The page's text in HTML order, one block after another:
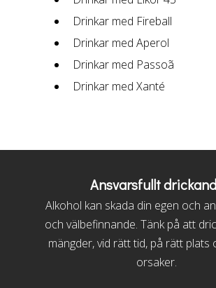
Drinkar med Fireball
Drinkar med Aperol
Drinkar med Passoã
Drinkar med Xanté
Ansvarsfullt
Alkohol kan skada din egen och
och välbefinnande. Tänk på att
mängder, vid rätt tid, på rätt plats
orsaker.